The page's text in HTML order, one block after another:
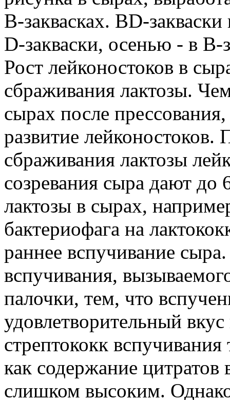
В-заквасках. BD-
D-закваски, осенью - в В-
Рост лейконостоков в
сбраживания лактозы.
сырах после
развитие
сбраживания лактозы
созревания сыра дают до
лактозы в сырах,
бактериофага на
раннее вспучивание
вспучивания,
палочки, тем, что
удовлетворительный
стрептококк
как содержание
слишком высоким.